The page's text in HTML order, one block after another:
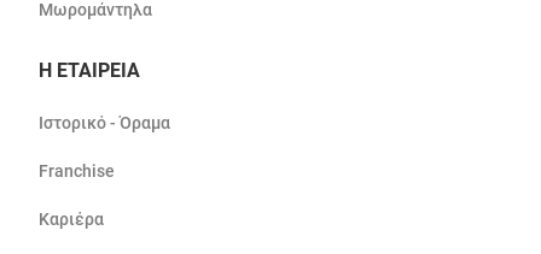
Μωρομάντηλα
Η ΕΤΑΙΡΕΙΑ
Ιστορικό - Όραμα
Franchise
Καριέρα